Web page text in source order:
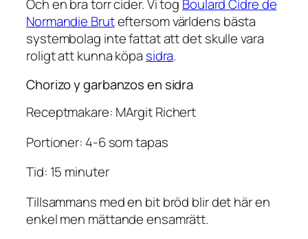
Och en bra torr cider. Vi tog Boulard Cidre de
Normandie Bruteftersom världens bästa
systembolag inte fattat att det skulle vara
roligt att kunna köpa sidra.
Chorizo y garbanzos en sidra
Receptmakare: MArgit Richert
Portioner: 4-6 som tapas
Tid: 15 minuter
Tillsammans med en bit bröd blir det här en
enkel men mättande ensamrätt.